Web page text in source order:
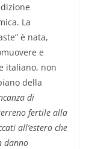
La
è nata,
e
italiano, non
della
di
fertile alla
all’estero che
danno